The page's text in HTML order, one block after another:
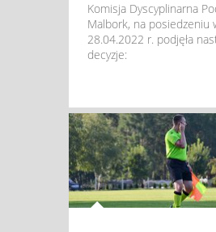
Komisja Dyscyplinarna
Malbork, na posiedzeniu
28.04.2022 r. podjęła
decyzje: